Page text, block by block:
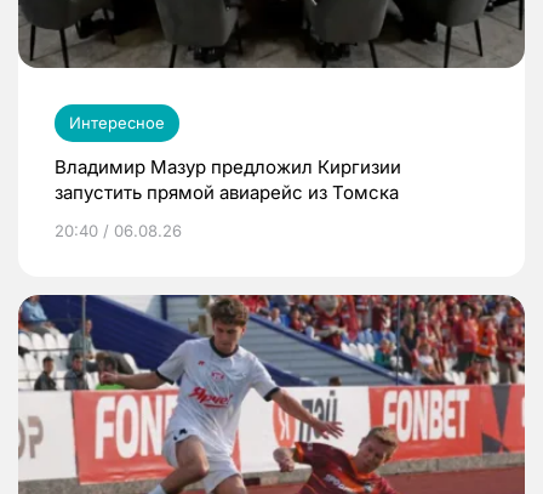
Интересное
Владимир Мазур предложил Киргизии
запустить прямой авиарейс из Томска
20:40 / 06.08.26